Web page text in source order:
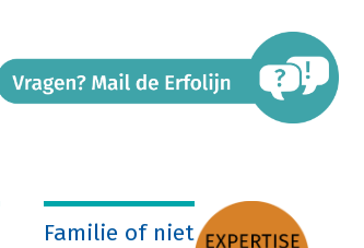
Familie of niet